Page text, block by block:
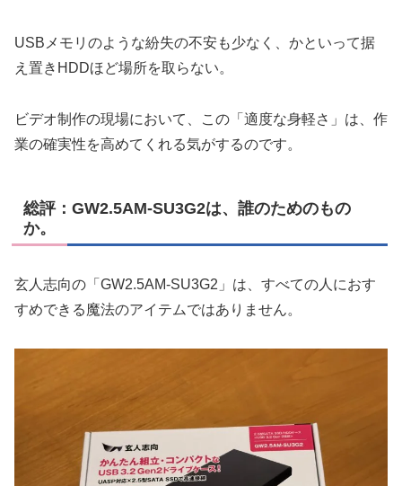
USBメモリのような紛失の不安も少なく、かといって据
え置きHDDほど場所を取らない。
ビデオ制作の現場において、この「適度な身軽さ」は、作
業の確実性を高めてくれる気がするのです。
総評：GW2.5AM-SU3G2は、誰のためのもの
か。
玄人志向の「GW2.5AM-SU3G2」は、すべての人におす
すめできる魔法のアイテムではありません。